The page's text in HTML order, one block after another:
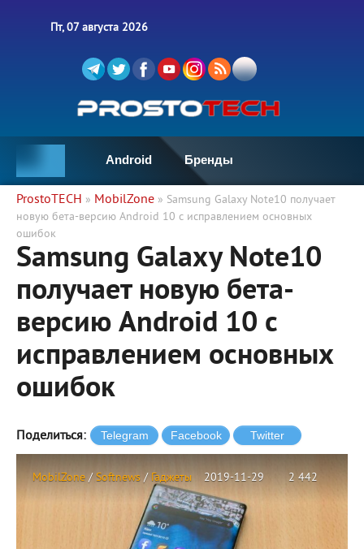
Пт, 07 августа 2026
Android Бренды
ProstoTECH » MobilZone » Samsung Galaxy Note10 получает
новую бета-версию Android 10 с исправлением основных
ошибок
Samsung Galaxy Note10
получает новую бета-
версию Android 10 с
исправлением основных
ошибок
Поделиться:
MobilZone /Softnews / Гаджеты 2019-11-29 2 442